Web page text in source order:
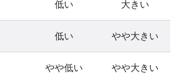
低い 大きい
低い やや大きい
やや低い やや大きい